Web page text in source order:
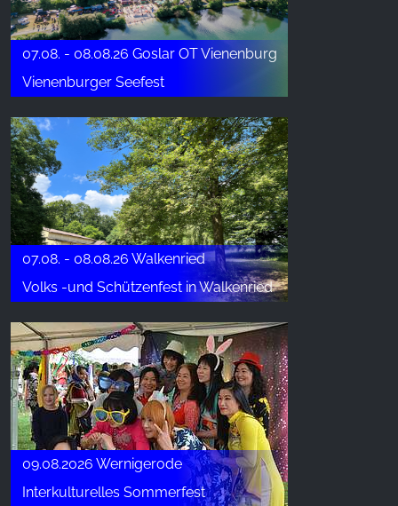
07.08. - 08.08.26 Goslar OT Vienenburg
Vienenburger Seefest
07.08. - 08.08.26 Walkenried
Volks -und Schützenfest in Walkenried
09.08.2026 Wernigerode
Interkulturelles Sommerfest
z naszej witryny.
Google Analytics
Name:
Provider:
Google LLC
Purpose:
Zbieranie statystyk dotyczących korzystania z
witryny
Cookie duration:
24 godziny - 2 lata